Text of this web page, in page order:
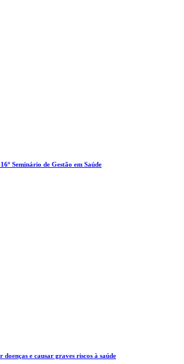
Seminário de Gestão em Saúde
e causar graves riscos à saúde